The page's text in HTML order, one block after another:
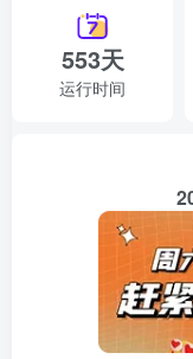
553天
运行时间